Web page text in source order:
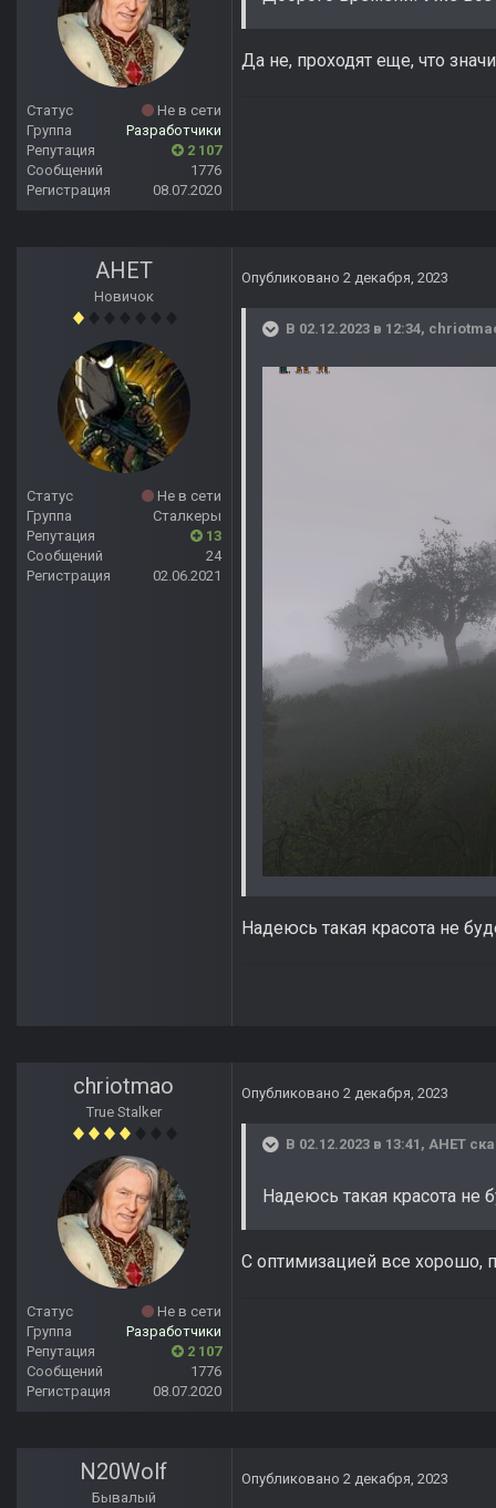
Статус
Не в сети
Группа
Разработчики
Репутация
2 107
Сообщений
1776
Регистрация
08.07.2020
Да не, проходят еще, что
АНЕТ
Новичок
Статус
Не в сети
Группа
Сталкеры
Репутация
13
Сообщений
24
Регистрация
02.06.2021
Опубликовано 2 декабря, 2023
В 02.12.2023 в 12:34,
Надеюсь такая красота не
chriotmao
True Stalker
Статус
Не в сети
Группа
Разработчики
Репутация
2 107
Сообщений
1776
Регистрация
08.07.2020
Опубликовано 2 декабря, 2023
В 02.12.2023 в 13:41, АНЕТ
Надеюсь такая красота не
С оптимизацией все хорошо,
N20Wolf
Бывалый
Опубликовано 2 декабря, 2023